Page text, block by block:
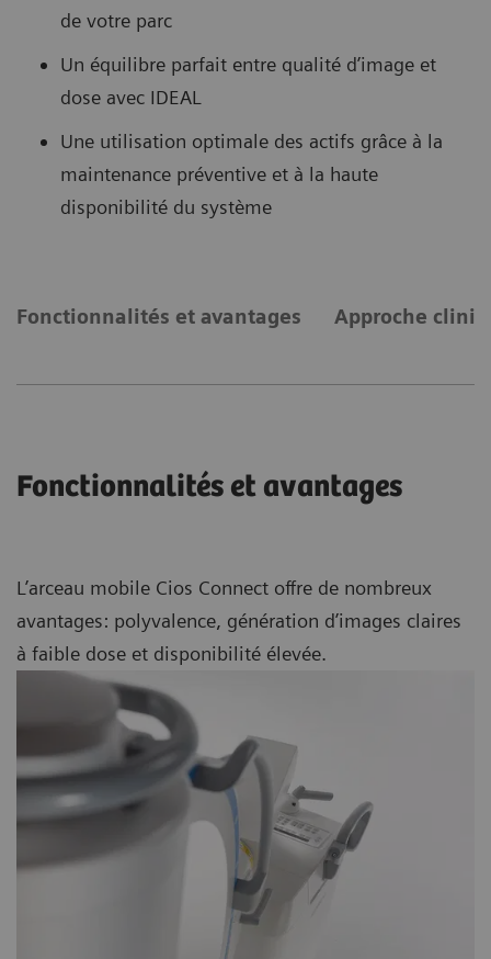
de votre parc
Un équilibre parfait entre qualité d’image et
dose avec IDEAL
Une utilisation optimale des actifs grâce à la
maintenance préventive et à la haute
disponibilité du système
Fonctionnalités et avantages Approche
Fonctionnalités et avantages
L’arceau mobile Cios Connect offre de nombreux
avantages: polyvalence, génération d’images claires
à faible dose et disponibilité élevée.